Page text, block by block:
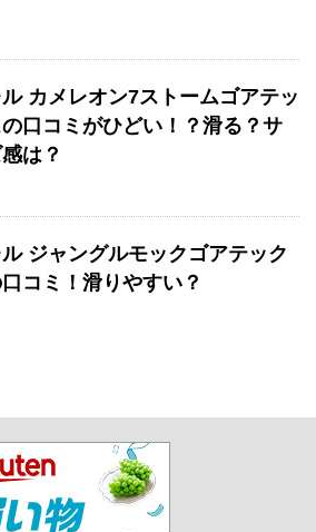
ル カメレオン7ストームゴアテッ
口コミがひどい！？滑る？サ
は？
ル ジャングルモックゴアテック
コミ！滑りやすい？